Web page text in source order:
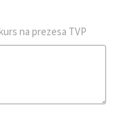
na prezesa TVP